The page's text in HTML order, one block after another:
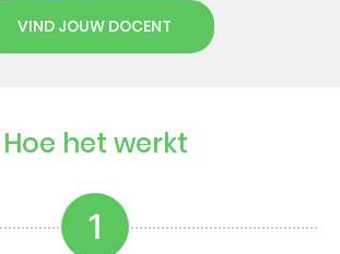
VIND JOUW DOCENT
Hoe het werkt
1